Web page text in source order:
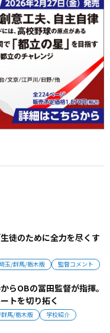
徒のために全力を尽くす
玉/群馬/栃木版 監督コメント
らOBの冨田監督が指揮。
トを切り拓く
馬/栃木版 学校紹介